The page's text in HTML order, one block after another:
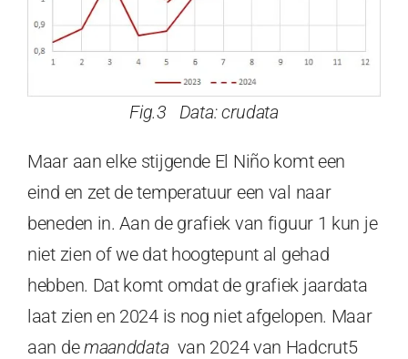
Fig.3 Data: crudata
Maar aan elke stijgende El Niño komt een
eind en zet de temperatuur een val naar
beneden in. Aan de grafiek van figuur 1 kun je
niet zien of we dat hoogtepunt al gehad
hebben. Dat komt omdat de grafiek jaardata
laat zien en 2024 is nog niet afgelopen. Maar
aan demaanddata van 2024 van Hadcrut5